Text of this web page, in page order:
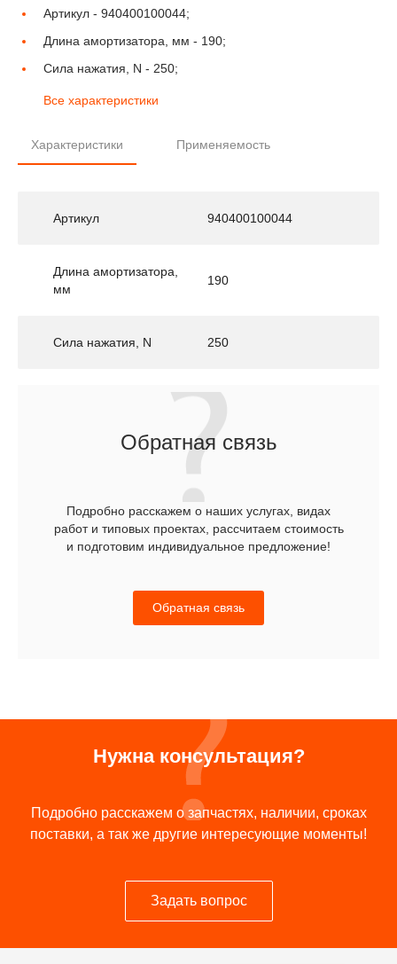
Артикул - 940400100044;
Длина амортизатора, мм - 190;
Сила нажатия, N - 250;
Все характеристики
Характеристики Применяемость
Артикул 940400100044
Длина амортизатора,
мм
190
Сила нажатия, N 250
Обратная связь
Подробно расскажем о наших услугах, видах
работ и типовых проектах, рассчитаем стоимость
и подготовим индивидуальное предложение!
Обратная связь
Нужна консультация?
Подробно расскажем о запчастях, наличии, сроках
поставки, а так же другие интересующие моменты!
Задать вопрос